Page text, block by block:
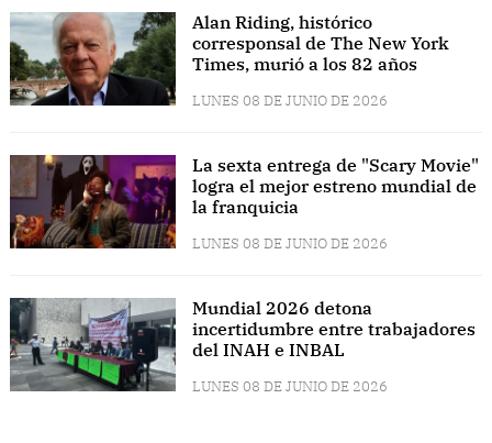
Alan Riding, histórico
corresponsal de The New York
Times, murió a los 82 años
LUNES 08 DE JUNIO DE 2026
La sexta entrega de "Scary Movie"
logra el mejor estreno mundial de
la franquicia
LUNES 08 DE JUNIO DE 2026
Mundial 2026 detona
incertidumbre entre trabajadores
del INAH e INBAL
LUNES 08 DE JUNIO DE 2026